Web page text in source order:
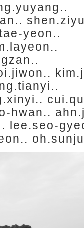
yeon..
hwan..
lee.seo-